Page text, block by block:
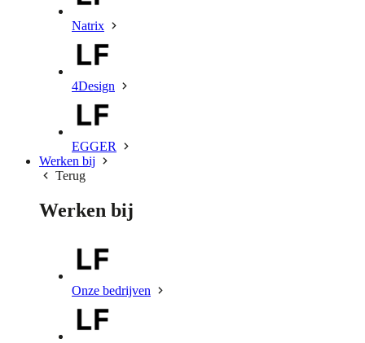
Natrix
4Design
EGGER
Werken bij
Terug
Werken bij
Onze bedrijven